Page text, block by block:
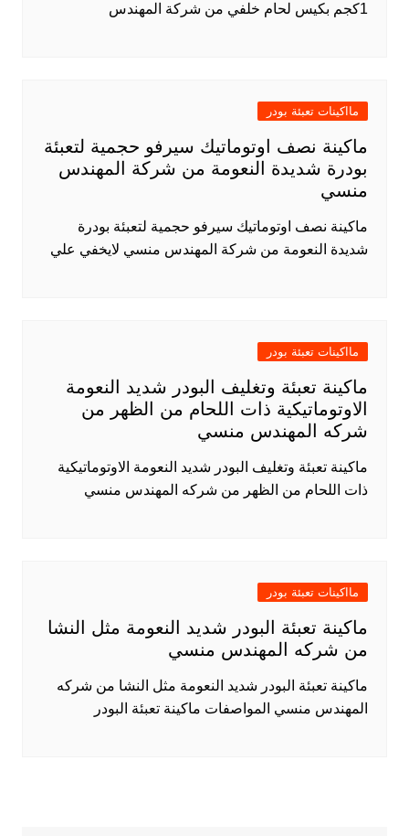
1كجم بكيس لحام خلفي من شركة المهندس
مااكينات تعبئة بودر
ماكينة نصف اوتوماتيك سيرفو حجمية لتعبئة
بودرة شديدة النعومة من شركة المهندس
منسي
ماكينة نصف اوتوماتيك سيرفو حجمية لتعبئة بودرة
شديدة النعومة من شركة المهندس منسي لايخفي علي
مااكينات تعبئة بودر
ماكينة تعبئة وتغليف البودر شديد النعومة
الاوتوماتيكية ذات اللحام من الظهر من
شركه المهندس منسي
ماكينة تعبئة وتغليف البودر شديد النعومة الاوتوماتيكية
ذات اللحام من الظهر من شركه المهندس منسي
مااكينات تعبئة بودر
ماكينة تعبئة البودر شديد النعومة مثل النشا
من شركه المهندس منسي
ماكينة تعبئة البودر شديد النعومة مثل النشا من شركه
المهندس منسي المواصفات ماكينة تعبئة البودر